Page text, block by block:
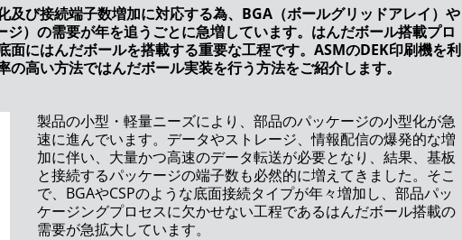
して ASMPT
ョンズのリー
様々な顔を持
でさらなる柔
で新たな節目
及び接続端子数増加に対応する為、BGA（ボールグリッドアレイ）や
ジ）の需要が年を追うごとに急増しています。はんだボール搭載プロ
面にはんだボールを搭載する重要な工程です。ASMのDEK印刷機を利
の高い方法ではんだボール実装を行う方法をご紹介します。
製品の小型・軽量ニーズにより、部品のパッケージの小型化が急
速に進んでいます。データやストレージ、情報配信の爆発的な増
加に伴い、大量かつ高速のデータ転送が必要となり、結果、基板
と接続するパッケージの端子数も必然的に増えてきました。そこ
で、BGAやCSPのような底面接続タイプが年々増加し、部品パッ
ケージングプロセスに欠かせない工程であるはんだボール搭載の
需要が急拡大しています。